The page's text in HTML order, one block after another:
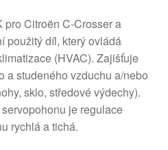
Citroën C‑Crosser a
použitý díl, který ovládá
(HVAC). Zajišťuje
a studeného vzduchu a/nebo
sklo, středové výdechy).
je regulace
rychlá a tichá.